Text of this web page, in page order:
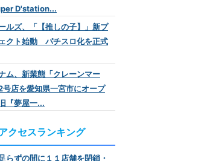
D'station...
ルズ、「【推しの子】」新プ
クト始動 パチスロ化を正式
ム、新業態「クレーンマー
号店を愛知県一宮市にオープ
『夢屋一...
クセスランキング
らずの間に１１店舗を閉鎖・